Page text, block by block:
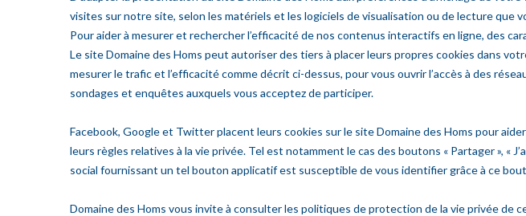
visites sur notre site, selon les matériels et les logiciels de visualisation ou de lecture que
Pour aider à mesurer et rechercher l’efficacité de nos contenus interactifs en ligne, des
Le site Domaine des Homs peut autoriser des tiers à placer leurs propres cookies dans
mesurer le trafic et l’efficacité comme décrit ci-dessus, pour vous ouvrir l’accès à des
sondages et enquêtes auxquels vous acceptez de participer.
Facebook, Google et Twitter placent leurs cookies sur le site Domaine des Homs pour
leurs règles relatives à la vie privée. Tel est notamment le cas des boutons « Partager », «
social fournissant un tel bouton applicatif est susceptible de vous identifier grâce à ce
Domaine des Homs vous invite à consulter les politiques de protection de la vie privée de